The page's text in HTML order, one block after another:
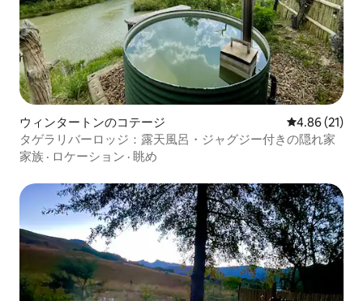
ウィンタートンのコテージ レビュー21
4.86 (21)
タゲラリバーロッジ：露天風呂・ジャグジー付きの隠れ家
家族 · ロケーション · 眺め